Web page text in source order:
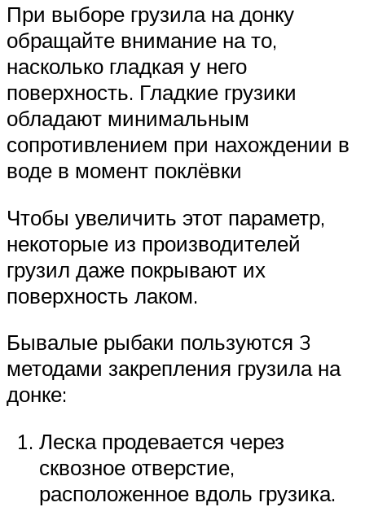
При выборе грузила на донку
обращайте внимание на то,
насколько гладкая у него
поверхность. Гладкие грузики
обладают минимальным
сопротивлением при нахождении в
воде в момент поклёвки
Чтобы увеличить этот параметр,
некоторые из производителей
грузил даже покрывают их
поверхность лаком.
Бывалые рыбаки пользуются 3
методами закрепления грузила на
донке:
Леска продевается через
сквозное отверстие,
расположенное вдоль грузика.